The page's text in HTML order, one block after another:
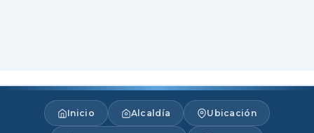
Inicio Alcaldía Ubicación